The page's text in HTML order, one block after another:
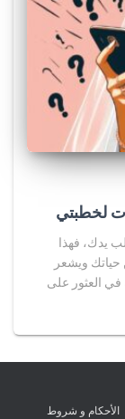
لخطبتي
يدك، فهذا
ويشعر
العثور على
الأحكام و شروط